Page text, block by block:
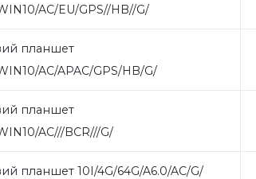
AC/EU/GPS//HB//G/
планшет
AC/APAC/GPS/HB/G/
планшет
AC///BCR///G/
планшет 10I/4G/64G/A6.0/AC/G/